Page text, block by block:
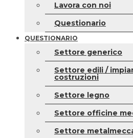
Lavora con noi
Questionario
QUESTIONARIO
Settore generico
Settore edili /
costruzioni
Settore legno
Settore officine
Settore